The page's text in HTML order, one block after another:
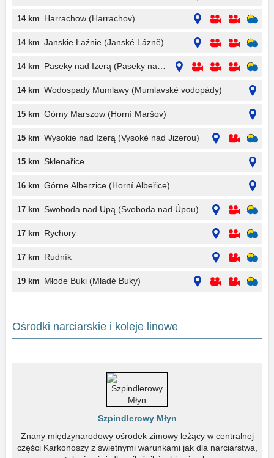
14 km Harrachow (Harrachov)
14 km Janskie Łaźnie (Janské Lázně)
14 km Paseky nad Izerą (Paseky nad Jizerou)
14 km Wodospady Mumlawy (Mumlavské vodopády)
15 km Górny Marszow (Horní Maršov)
15 km Wysokie nad Izerą (Vysoké nad Jizerou)
15 km Sklenařice
16 km Górne Alberzice (Horní Albeřice)
17 km Swoboda nad Upą (Svoboda nad Úpou)
17 km Rychory
17 km Rudník
19 km Młode Buki (Mladé Buky)
Ośrodki narciarskie i koleje linowe
Szpindlerowy Młyn
Znany międzynarodowy ośrodek zimowy leżący w centralnej
części Karkonoszy z świetnymi warunkami jak dla narciarstwa,